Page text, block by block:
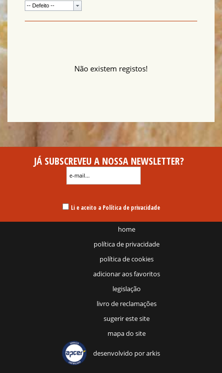
Não existem registos!
JÁ SUBSCREVEU A NOSSA NEWSLETTER?
Li e aceito a Política de privacidade
home
política de privacidade
política de cookies
adicionar aos favoritos
legislação
livro de reclamações
sugerir este site
mapa do site
desenvolvido porarkis